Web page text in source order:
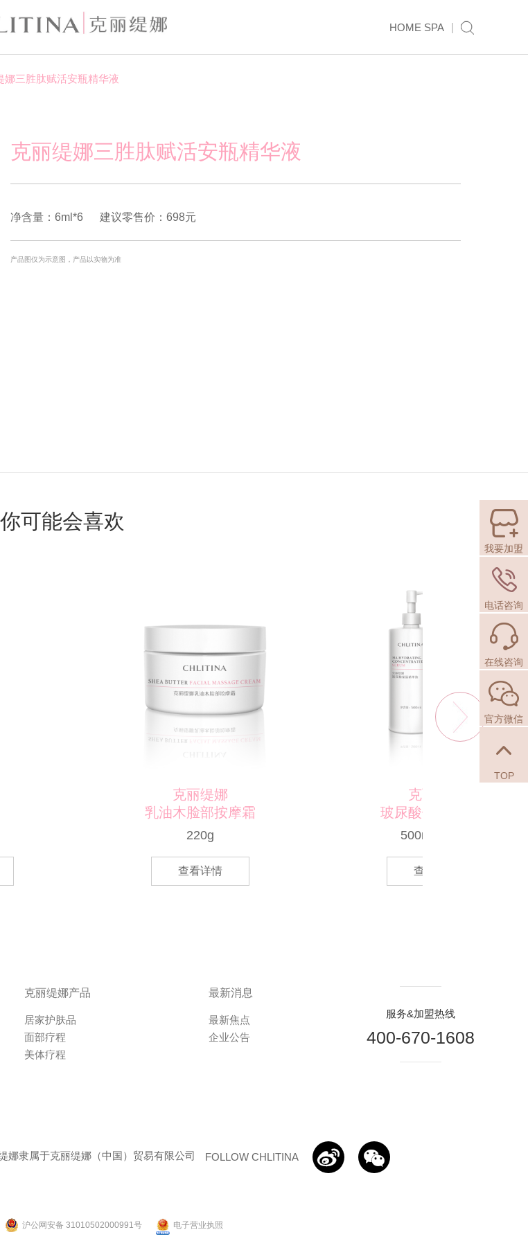
HOME SPA
娜三胜肽赋活安瓶精华液
克丽缇娜三胜肽赋活安瓶精华液
净含量：6ml*6 建议零售价：698元
产品图仅为示意图，产品以实物为准
你可能会喜欢
克丽缇娜产品
居家护肤品
面部疗程
美体疗程
最新消息
最新焦点
企业公告
服务&加盟热线
400-670-1608
娜隶属于克丽缇娜（中国）贸易有限公司 FOLLOW CHLITINA  
沪公网安备 31010502000991号 电子营业执照
我要加盟
电话咨询
在线咨询
官方微信
TOP